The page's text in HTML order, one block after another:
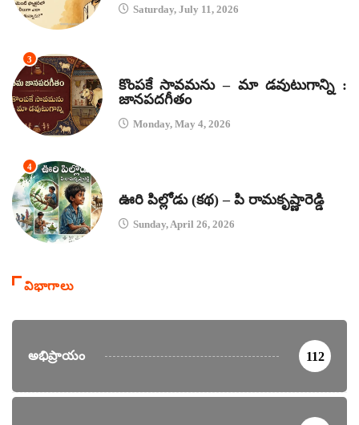
Saturday, July 11, 2026
3
కొంపకే సావమను – మా డవుటుగాన్ని :
జానపదగీతం
Monday, May 4, 2026
4
ఊరి పిల్లోడు (కథ) – పి రామకృష్ణారెడ్డి
Sunday, April 26, 2026
విభాగాలు
అభిప్రాయం 112